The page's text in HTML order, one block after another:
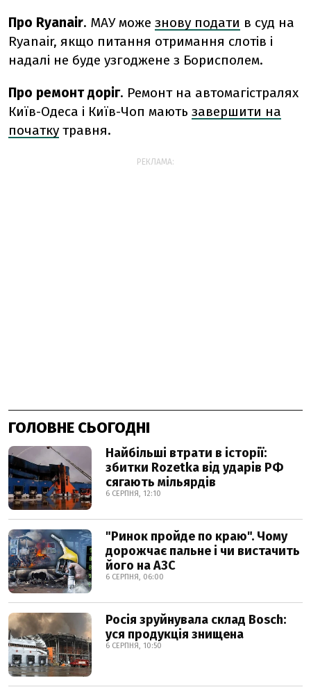
Про Ryanair. МАУ може знову подати в суд на
Ryanair, якщо питання отримання слотів і
надалі не буде узгоджене з Борисполем.
Про ремонт доріг. Ремонт на автомагістралях
Київ-Одеса і Київ-Чоп мають завершити на
початку травня.
РЕКЛАМА:
ГОЛОВНЕ СЬОГОДНІ
Найбільші втрати в історії:
збитки Rozetka від ударів РФ
сягають мільярдів
6 СЕРПНЯ, 12:10
"Ринок пройде по краю". Чому
дорожчає пальне і чи вистачить
його на АЗС
6 СЕРПНЯ, 06:00
Росія зруйнувала склад Bosch:
уся продукція знищена
6 СЕРПНЯ, 10:50